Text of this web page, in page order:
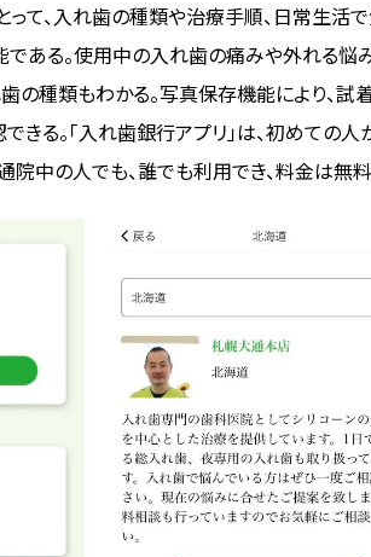
って、入れ歯の種類や治療手順、日常生
である。使用中の入れ歯の痛みや外れる悩
の種類もわかる。写真保存機能により、
る。「入れ歯銀行アプリ」は、初めての
院中の人でも、誰でも利用でき、料金は無料